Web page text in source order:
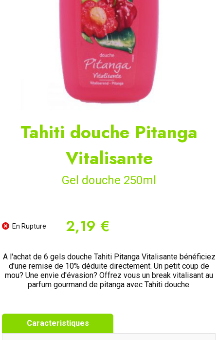
Tahiti douche Pitanga
Vitalisante
Gel douche 250ml
En Rupture 2,19 €
A l'achat de 6 gels douche Tahiti Pitanga Vitalisante bénéficiez
d'une remise de 10% déduite directement. Un petit coup de
mou? Une envie d'évasion? Offrez vous un break vitalisant au
parfum gourmand de pitanga avec Tahiti douche.
Caracteristiques